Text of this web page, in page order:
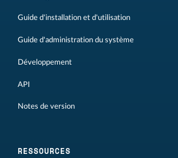
Guide d'installation et d'utilisation
Guide d'administration du système
Développement
API
Notes de version
RESSOURCES